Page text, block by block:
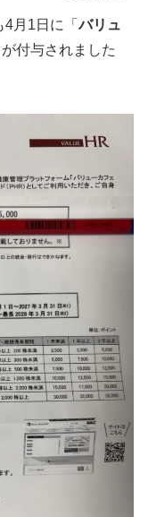
4月1日に「バリュ
付与されました